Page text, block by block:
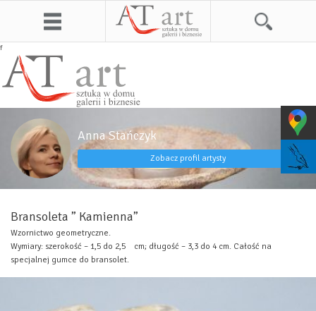
f
Bransoleta ” Kamienna”
Wzornictwo geometryczne.
Wymiary: szerokość – 1,5 do 2,5 cm; długość – 3,3 do 4 cm. Całość na
specjalnej gumce do bransolet.
Anna Stańczyk
Zobacz profil artysty